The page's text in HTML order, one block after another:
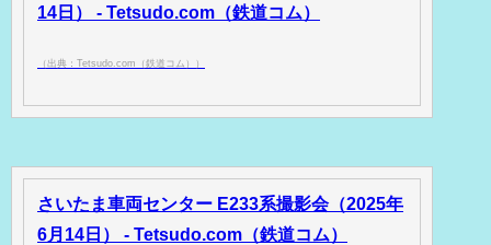
14日） - Tetsudo.com（鉄道コム）
（出典：Tetsudo.com（鉄道コム））
さいたま車両センター E233系撮影会（2025年
6月14日） - Tetsudo.com（鉄道コム）